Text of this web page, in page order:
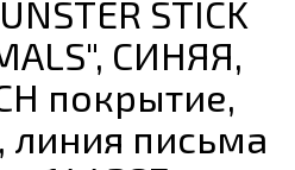
STICK
СИНЯЯ,
покрытие,
линия письма